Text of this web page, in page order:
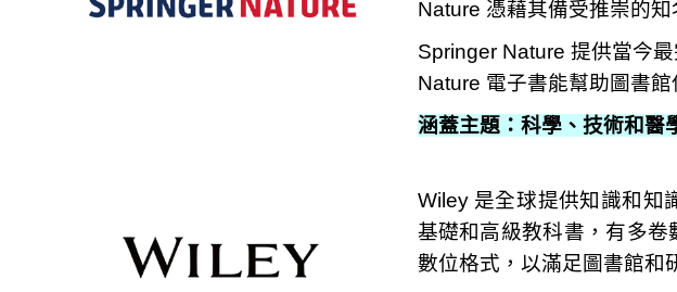
Nature 憑藉其備受推崇的
Springer Nature 提供當今
Nature 電子書能幫助圖書
涵蓋主題：科學、技術和醫
Wiley 是全​​球提供知識和知
基礎和高級教科書，有多
數位格式，以滿足圖書館和